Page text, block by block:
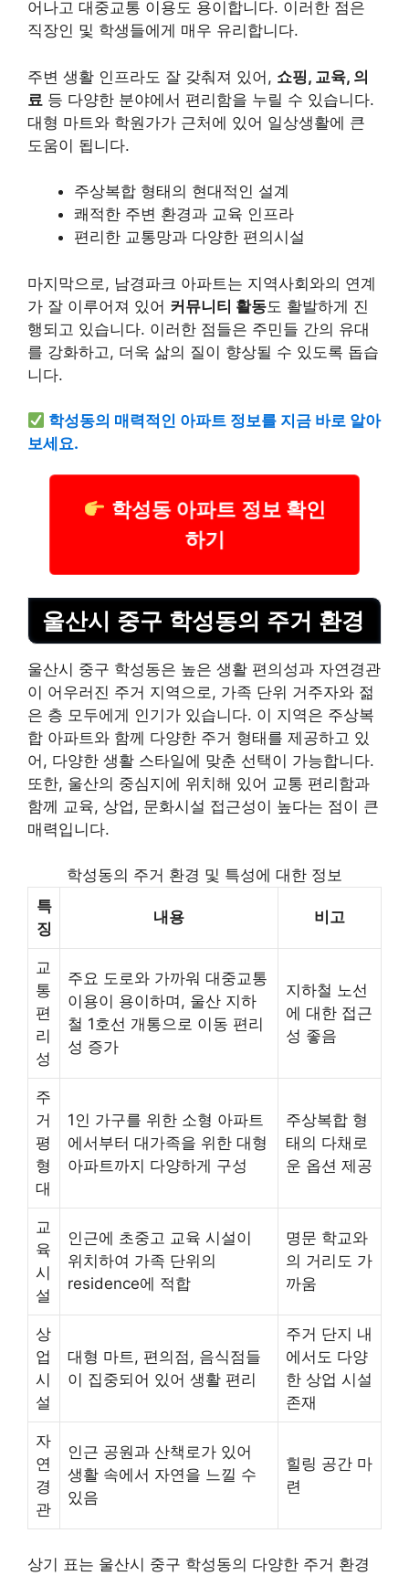
어나고 대중교통 이용도 용이합니다. 이러한 점은
직장인 및 학생들에게 매우 유리합니다.
주변 생활 인프라도 잘 갖춰져 있어, 쇼핑, 교육, 의
료 등 다양한 분야에서 편리함을 누릴 수 있습니다.
대형 마트와 학원가가 근처에 있어 일상생활에 큰
도움이 됩니다.
주상복합 형태의 현대적인 설계
쾌적한 주변 환경과 교육 인프라
편리한 교통망과 다양한 편의시설
마지막으로, 남경파크 아파트는 지역사회와의 연계
가 잘 이루어져 있어 커뮤니티 활동도 활발하게 진
행되고 있습니다. 이러한 점들은 주민들 간의 유대
를 강화하고, 더욱 삶의 질이 향상될 수 있도록 돕습
니다.
학성동의 매력적인 아파트 정보를 지금 바로 알아
보세요.
학성동 아파트 정보 확인
하기
울산시 중구 학성동의 주거 환경
울산시 중구 학성동은 높은 생활 편의성과 자연경관
이 어우러진 주거 지역으로, 가족 단위 거주자와 젊
은 층 모두에게 인기가 있습니다. 이 지역은 주상복
합 아파트와 함께 다양한 주거 형태를 제공하고 있
어, 다양한 생활 스타일에 맞춘 선택이 가능합니다.
또한, 울산의 중심지에 위치해 있어 교통 편리함과
함께 교육, 상업, 문화시설 접근성이 높다는 점이 큰
매력입니다.
학성동의 주거 환경 및 특성에 대한 정보
특
징
내용 비고
교
통
편
리
성
주요 도로와 가까워 대중교통
이용이 용이하며, 울산 지하
철 1호선 개통으로 이동 편리
성 증가
지하철 노선
에 대한 접근
성 좋음
주
거
평
형
대
1인 가구를 위한 소형 아파트
에서부터 대가족을 위한 대형
아파트까지 다양하게 구성
주상복합 형
태의 다채로
운 옵션 제공
교
육
시
설
인근에 초중고 교육 시설이
위치하여 가족 단위의
residence에 적합
명문 학교와
의 거리도 가
까움
상
업
시
설
대형 마트, 편의점, 음식점들
이 집중되어 있어 생활 편리
주거 단지 내
에서도 다양
한 상업 시설
존재
자
연
경
관
인근 공원과 산책로가 있어
생활 속에서 자연을 느낄 수
있음
힐링 공간 마
련
상기 표는 울산시 중구 학성동의 다양한 주거 환경